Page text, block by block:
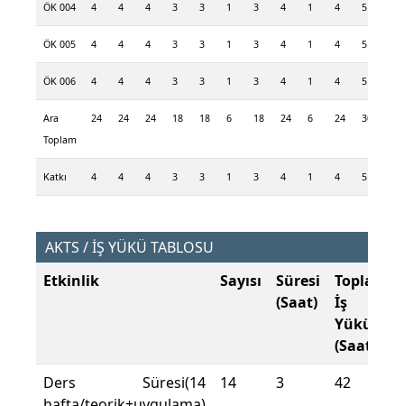
ÖK 004 4 4 4 3 3 1 3 4 1 4 5
ÖK 005 4 4 4 3 3 1 3 4 1 4 5
ÖK 006 4 4 4 3 3 1 3 4 1 4 5
Ara
Toplam
24 24 24 18 18 6 18 24 6 24 30
Katkı 4 4 4 3 3 1 3 4 1 4 5
AKTS / İŞ YÜKÜ TABLOSU
Etkinlik
Sayısı
Süresi
(Saat)
Toplam
İş
Yükü
(Saat)
Ders Süresi(14
14 3 42